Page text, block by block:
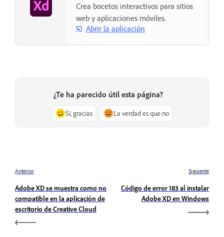
Crea bocetos interactivos para sitios
web y aplicaciones móviles.
Abrir la aplicación
¿Te ha parecido útil esta página?
Sí, gracias La verdad es que no
Anterior
Adobe XD se muestra como no
compatible en la aplicación de
escritorio de Creative Cloud
Siguiente
Código de error 183 al instalar
Adobe XD en Windows